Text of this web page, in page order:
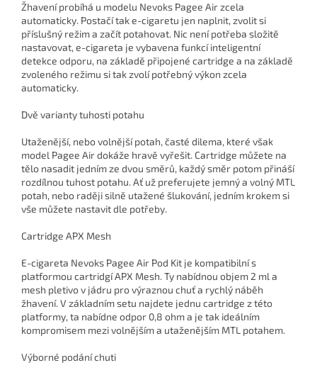
Žhavení probíhá u modelu Nevoks Pagee Air zcela
automaticky. Postačí tak e-cigaretu jen naplnit, zvolit si
příslušný režim a začít potahovat. Nic není potřeba složitě
nastavovat, e-cigareta je vybavena funkcí inteligentní
detekce odporu, na základě připojené cartridge a na základě
zvoleného režimu si tak zvolí potřebný výkon zcela
automaticky.
Dvě varianty tuhosti potahu
Utaženější, nebo volnější potah, časté dilema, které však
model Pagee Air dokáže hravě vyřešit. Cartridge můžete na
tělo nasadit jedním ze dvou směrů, každý směr potom přináší
rozdílnou tuhost potahu. Ať už preferujete jemný a volný MTL
potah, nebo raději silně utažené šlukování, jedním krokem si
vše můžete nastavit dle potřeby.
Cartridge APX Mesh
E-cigareta Nevoks Pagee Air Pod Kit je kompatibilní s
platformou cartridgí APX Mesh. Ty nabídnou objem 2 ml a
mesh pletivo v jádru pro výraznou chuť a rychlý náběh
žhavení. V základním setu najdete jednu cartridge z této
platformy, ta nabídne odpor 0,8 ohm a je tak ideálním
kompromisem mezi volnějším a utaženějším MTL potahem.
Výborné podání chuti